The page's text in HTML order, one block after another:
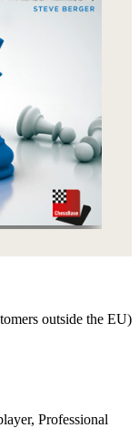
outside the EU)
, Professional